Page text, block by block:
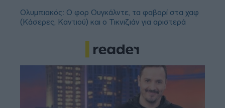
Ολυμπιακός: Ο φορ Ουγκάλντε, τα φαβορί στα χαφ
(Κάσερες, Καντιού) και ο Τικνιζιάν για αριστερά